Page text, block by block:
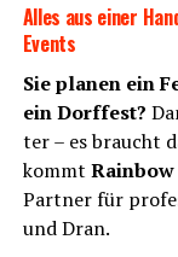
Alles aus einer
Events
Sie pla­nen ein
ein Dorf­fest?
ter – es braucht
kommt Rain­bow
Part­ner für
und Dran.